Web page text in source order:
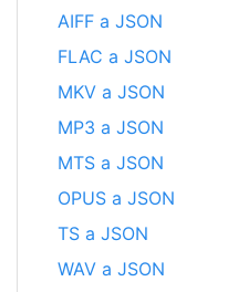
AIFF a JSON
FLAC a JSON
MKV a JSON
MP3 a JSON
MTS a JSON
OPUS a JSON
TS a JSON
WAV a JSON